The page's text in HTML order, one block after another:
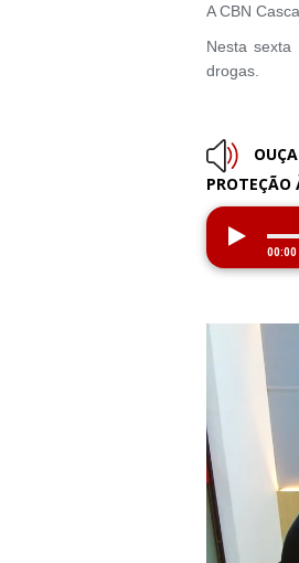
A CBN
Nesta
drogas.
PROTEÇÃO
00:00